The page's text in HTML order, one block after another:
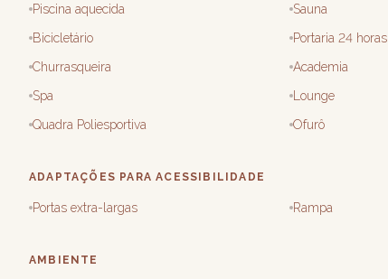
Piscina aquecida Sauna
Bicicletário
Portaria 24 horas
Churrasqueira
Academia
Spa
Lounge
Quadra Poliesportiva
Ofurô
ADAPTAÇÕES PARA ACESSIBILIDADE
Portas extra-largas Rampa
AMBIENTE